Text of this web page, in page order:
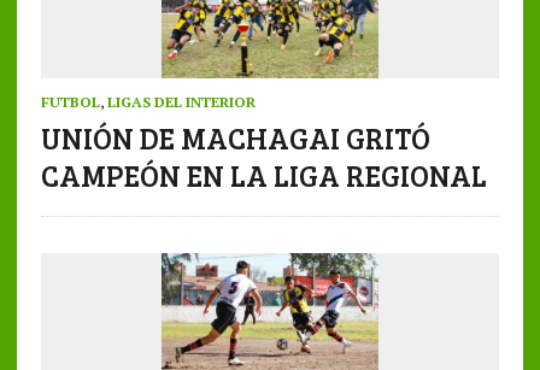
FUTBOL, LIGAS DEL INTERIOR
UNIÓN DE MACHAGAI GRITÓ
CAMPEÓN EN LA LIGA REGIONAL